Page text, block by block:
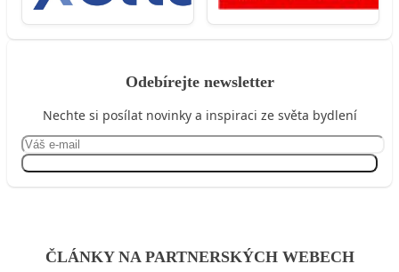
Odebírejte newsletter
Nechte si posílat novinky a inspiraci ze světa bydlení
ČLÁNKY NA PARTNERSKÝCH WEBECH